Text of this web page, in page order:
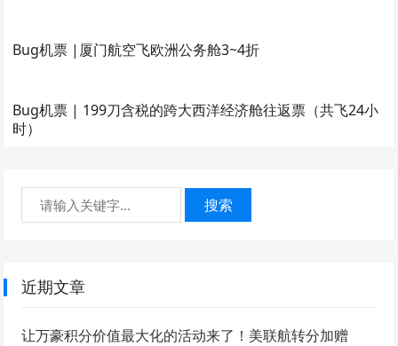
Bug机票 |厦门航空飞欧洲公务舱3~4折
Bug机票 | 199刀含税的跨大西洋经济舱往返票（共飞24小
时）
搜索
近期文章
让万豪积分价值最大化的活动来了！美联航转分加赠